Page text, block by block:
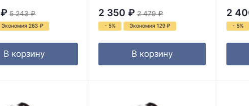
₽ 5 243 ₽
Экономия 263 ₽
В корзину
2 350 ₽ 2 479 ₽
- 5% Экономия 129 ₽
В корзину
2
- 5%